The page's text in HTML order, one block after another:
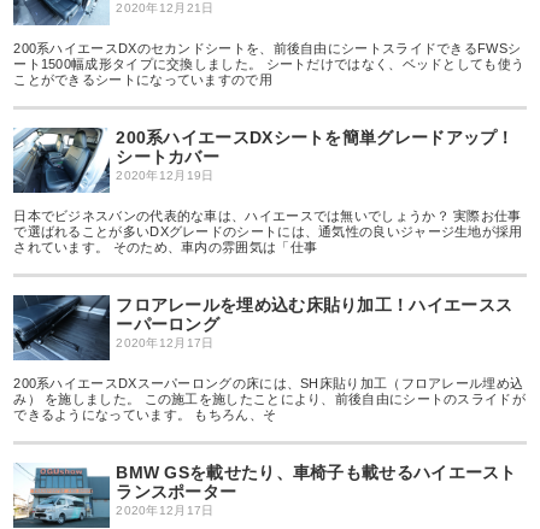
2020年12月21日
200系ハイエースDXのセカンドシートを、前後自由にシートスライドできるFWSシ
ート1500幅成形タイプに交換しました。 シートだけではなく、ベッドとしても使う
ことができるシートになっていますので用
200系ハイエースDXシートを簡単グレードアップ！
シートカバー
2020年12月19日
日本でビジネスバンの代表的な車は、ハイエースでは無いでしょうか？ 実際お仕事
で選ばれることが多いDXグレードのシートには、通気性の良いジャージ生地が採用
されています。 そのため、車内の雰囲気は「仕事
フロアレールを埋め込む床貼り加工！ハイエースス
ーパーロング
2020年12月17日
200系ハイエースDXスーパーロングの床には、SH床貼り加工（フロアレール埋め込
み） を施しました。 この施工を施したことにより、前後自由にシートのスライドが
できるようになっています。 もちろん、そ
BMW GSを載せたり、車椅子も載せるハイエースト
ランスポーター
2020年12月17日